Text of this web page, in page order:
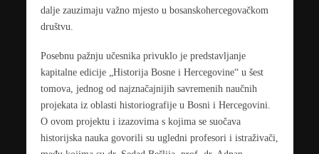
dalje zauzimaju važno mjesto u bosanskohercegovačkom
društvu.
Posebnu pažnju učesnika privuklo je predstavljanje
kapitalne edicije „Historija Bosne i Hercegovine“ u šest
tomova, jednog od najznačajnijih savremenih naučnih
projekata iz oblasti historiografije u Bosni i Hercegovini.
O ovom projektu i izazovima s kojima se suočava
historijska nauka govorili su ugledni profesori i istraživači,